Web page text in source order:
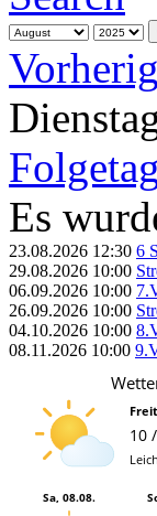
Folgetag
Es
23.08.2026 12:30 6
29.08.2026 10:00
06.09.2026 10:00
26.09.2026 10:00
04.10.2026 10:00
08.11.2026 10:00
10
Sa, 08.08.